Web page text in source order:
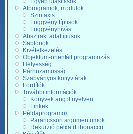
Egyéb utasítások
Alprogramok, modulok
Szintaxis
Függvény típusok
Függvényhívás
Absztrakt adattípusok
Sablonok
Kivételkezelés
Objektum-orientált programozás
Helyesség
Párhuzamosság
Szabványos könyvtárak
Fordítók
További információk
Könyvek angol nyelven
Linkek
Példaprogramok
Parancssori argumentumok
Rekurzió példa (Fibonacci)